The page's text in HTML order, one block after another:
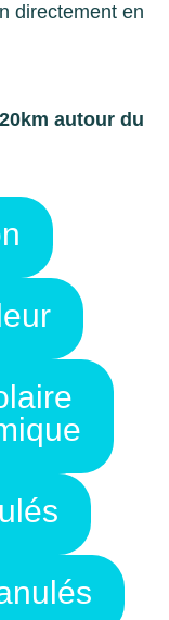
directement en
autour du